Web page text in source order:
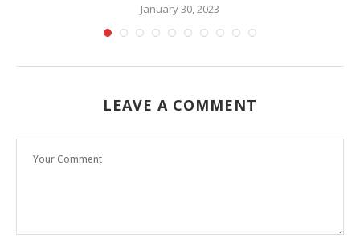
January 30, 2023
LEAVE A COMMENT